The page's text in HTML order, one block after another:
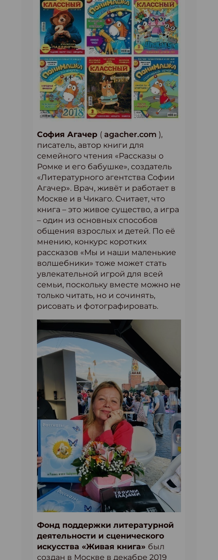
София Агачер ( agacher.com ),
писатель, автор книги для
семейного чтения «Рассказы о
Ромке и его бабушке», создатель
«Литературного агентства Софии
Агачер». Врач, живёт и работает в
Москве и в Чикаго. Считает, что
книга – это живое существо, а игра
– один из основных способов
общения взрослых и детей. По её
мнению, конкурс коротких
рассказов «Мы и наши маленькие
волшебники» тоже может стать
увлекательной игрой для всей
семьи, поскольку вместе можно не
только читать, но и сочинять,
рисовать и фотографировать.
Фонд поддержки литературной
деятельности и сценического
искусства «Живая книга» был
создан в Москве в декабре 2019